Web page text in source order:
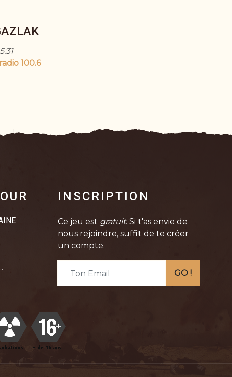
100.6
INSCRIPTION
Ce jeu est gratuit. Si t'as envie de
nous rejoindre, suffit de te créer
un compte.
GO !